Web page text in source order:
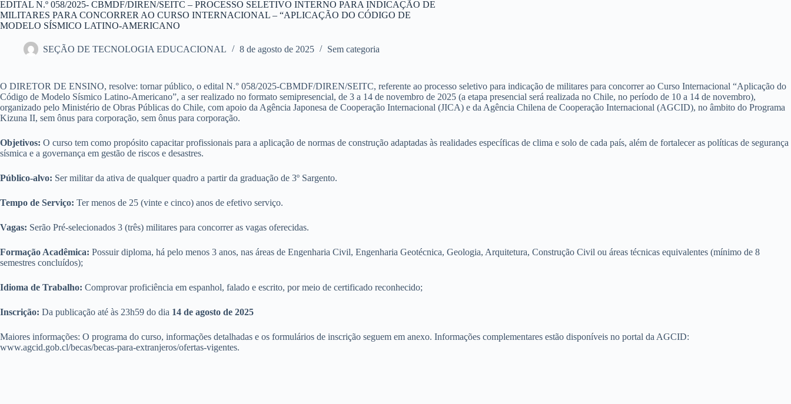
EDITAL N.º 058/2025- CBMDF/DIREN/SEITC – PROCESSO SELETIVO INTERNO PARA INDICAÇÃO DE
MILITARES PARA CONCORRER AO CURSO INTERNACIONAL – “APLICAÇÃO DO CÓDIGO DE
MODELO SÍSMICO LATINO-AMERICANO
SEÇÃO DE TECNOLOGIA EDUCACIONAL 8 de agosto de 2025 Sem categoria
O DIRETOR DE ENSINO, resolve: tornar público, o edital N.° 058/2025-CBMDF/DIREN/SEITC, referente ao processo seletivo para indicação de militares para concorrer ao Curso Internacional “Aplicação do
Código de Modelo Sísmico Latino-Americano”, a ser realizado no formato semipresencial, de 3 a 14 de novembro de 2025 (a etapa presencial será realizada no Chile, no período de 10 a 14 de novembro),
organizado pelo Ministério de Obras Públicas do Chile, com apoio da Agência Japonesa de Cooperação Internacional (JICA) e da Agência Chilena de Cooperação Internacional (AGCID), no âmbito do Programa
Kizuna II, sem ônus para corporação, sem ônus para corporação.
Objetivos: O curso tem como propósito capacitar profissionais para a aplicação de normas de construção adaptadas às realidades específicas de clima e solo de cada país, além de fortalecer as políticas de segurança
sísmica e a governança em gestão de riscos e desastres.
Público-alvo: Ser militar da ativa de qualquer quadro a partir da graduação de 3º Sargento.
Tempo de Serviço: Ter menos de 25 (vinte e cinco) anos de efetivo serviço.
Vagas: Serão Pré-selecionados 3 (três) militares para concorrer as vagas oferecidas.
Formação Acadêmica: Possuir diploma, há pelo menos 3 anos, nas áreas de Engenharia Civil, Engenharia Geotécnica, Geologia, Arquitetura, Construção Civil ou áreas técnicas equivalentes (mínimo de 8
semestres concluídos);
Idioma de Trabalho: Comprovar proficiência em espanhol, falado e escrito, por meio de certificado reconhecido;
Inscrição: Da publicação até às 23h59 do dia 14 de agosto de 2025
Maiores informações: O programa do curso, informações detalhadas e os formulários de inscrição seguem em anexo. Informações complementares estão disponíveis no portal da AGCID:
www.agcid.gob.cl/becas/becas-para-extranjeros/ofertas-vigentes.